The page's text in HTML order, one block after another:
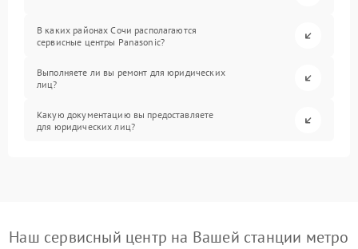
В каких районах Сочи располагаются
сервисные центры Panasonic?
Выполняете ли вы ремонт для юридических
лиц?
Какую документацию вы предоставляете
для юридических лиц?
Наш сервисный центр на Вашей станции метро